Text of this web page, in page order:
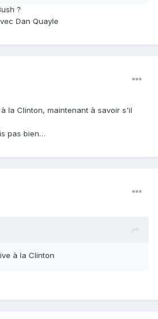
?
Dan Quayle
la Clinton, maintenant à savoir s'il
pas bien…
à la Clinton